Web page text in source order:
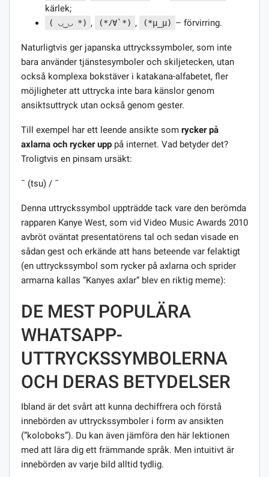
kärlek;
( ◡‿◡ *) , (*ﾉ∀`*) , (*μ_μ) – förvirring.
Naturligtvis ger japanska uttryckssymboler, som inte
bara använder tjänstesymboler och skiljetecken, utan
också komplexa bokstäver i katakana-alfabetet, fler
möjligheter att uttrycka inte bara känslor genom
ansiktsuttryck utan också genom gester.
Till exempel har ett leende ansikte som rycker på
axlarna och rycker upp på internet. Vad betyder det?
Troligtvis en pinsam ursäkt:
¯ (tsu) / ¯
Denna uttryckssymbol uppträdde tack vare den berömda
rapparen Kanye West, som vid Video Music Awards 2010
avbröt oväntat presentatörens tal och sedan visade en
sådan gest och erkände att hans beteende var felaktigt
(en uttryckssymbol som rycker på axlarna och sprider
armarna kallas ”Kanyes axlar” blev en riktig meme):
DE MEST POPULÄRA
WHATSAPP-
UTTRYCKSSYMBOLERNA
OCH DERAS BETYDELSER
Ibland är det svårt att kunna dechiffrera och förstå
innebörden av uttryckssymboler i form av ansikten
(”koloboks”). Du kan även jämföra den här lektionen
med att lära dig ett främmande språk. Men intuitivt är
innebörden av varje bild alltid tydlig.